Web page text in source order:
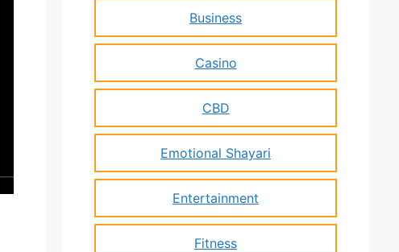
Business
Casino
CBD
Emotional Shayari
Entertainment
Fitness